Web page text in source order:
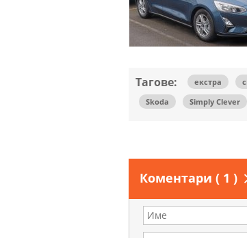
Тагове: екстра
Skoda
Simply Clever
Коментари ( 1 )